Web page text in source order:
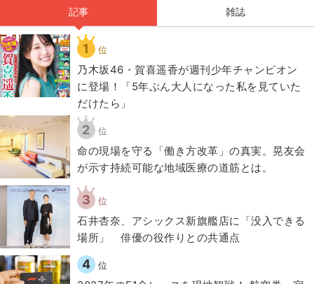
記事 雑誌
1 位
乃木坂46・賀喜遥香が週刊少年チャンピオン
に登場！「5年ぶん大人になった私を見ていた
だけたら」
2 位
​命の現場を守る「働き方改革」の真実。晃友会
が示す持続可能な地域医療の道筋とは。
3 位
石井杏奈、アシックス新旗艦店に「没入できる
場所」 俳優の役作りとの共通点
4 位